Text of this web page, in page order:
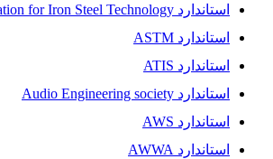
استاندارد Association for Iron Steel Technology
استاندارد ASTM
استاندارد ATIS
استاندارد Audio Engineering society
استاندارد AWS
استاندارد AWWA